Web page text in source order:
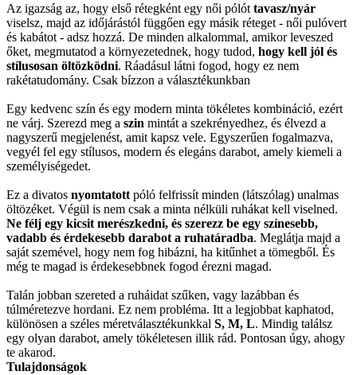
Az igazság az, hogy első rétegként egy női pólót tavasz/nyár
viselsz, majd az időjárástól függően egy másik réteget - női pulóvert
és kabátot - adsz hozzá. De minden alkalommal, amikor leveszed
őket, megmutatod a környezetednek, hogy tudod, hogy kell jól és
stílusosan öltözködni. Ráadásul látni fogod, hogy ez nem
rakétatudomány. Csak bízzon a választékunkban
Egy kedvenc szín és egy modern minta tökéletes kombináció, ezért
ne várj. Szerezd meg a szin mintát a szekrényedhez, és élvezd a
nagyszerű megjelenést, amit kapsz vele. Egyszerűen fogalmazva,
vegyél fel egy stílusos, modern és elegáns darabot, amely kiemeli a
személyiségedet.
Ez a divatos nyomtatott póló felfrissít minden (látszólag) unalmas
öltözéket. Végül is nem csak a minta nélküli ruhákat kell viselned.
Ne félj egy kicsit merészkedni, és szerezz be egy színesebb,
vadabb és érdekesebb darabot a ruhatáradba. Meglátja majd a
saját szemével, hogy nem fog hibázni, ha kitűnhet a tömegből. És
még te magad is érdekesebbnek fogod érezni magad.
Talán jobban szereted a ruháidat szűken, vagy lazábban és
túlméretezve hordani. Ez nem probléma. Itt a legjobbat kaphatod,
különösen a széles méretválasztékunkkal S, M, L. Mindig találsz
egy olyan darabot, amely tökéletesen illik rád. Pontosan úgy, ahogy
te akarod.
Tulajdonságok